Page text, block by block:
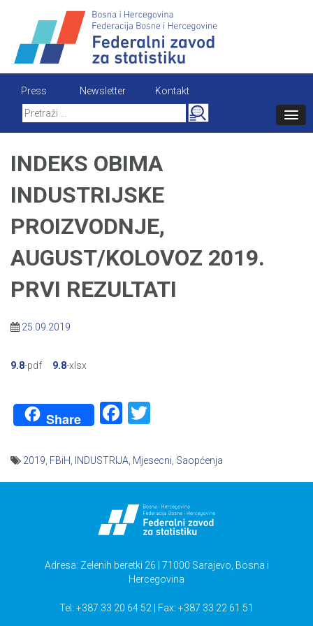
content
Press Newsletter
Kontakt
Search
for:
INDEKS OBIMA
INDUSTRIJSKE
PROIZVODNJE,
AUGUST/KOLOVOZ 2019.
PRVI REZULTATI
25.09.2019
9.8-pdf 9.8-xlsx
Share Facebook
2019 FBiH INDUSTRIJA Mjesecni Saopćenja
Adresa: Zelenih beretki 26 | 71000 Sarajevo, Bosna i
Hercegovina
Tel: +387 33 20 64 52 | Fax: +387 33 22 61 51